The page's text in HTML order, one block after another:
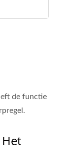
de functie